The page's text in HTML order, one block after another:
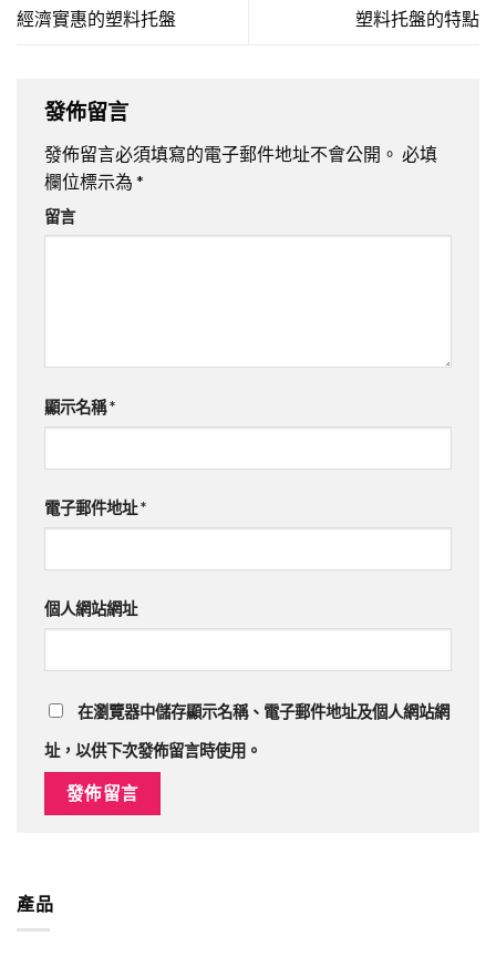
經濟實惠的塑料托盤 塑料托盤的特點
發佈留言
發佈留言必須填寫的電子郵件地址不會公開。 必填
欄位標示為 *
留言
顯示名稱*
電子郵件地址*
個人網站網址
在瀏覽器中儲存顯示名稱、電子郵件地址及個人網站網
址，以供下次發佈留言時使用。
產品